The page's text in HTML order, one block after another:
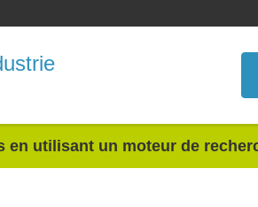
en utilisant un moteur de